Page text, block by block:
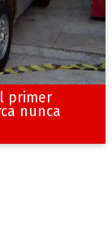
primer
nunca